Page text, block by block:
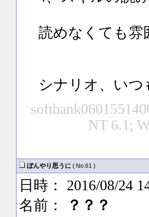
読めなくても雰
シナリオ、いつ
NT 6.1;
ぼんやり思うに ( No.61 )
日時： 2016/08/24
名前：
？？？